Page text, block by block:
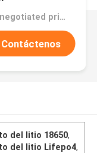
Precio：negotiated price
Contáctenos
del litio 18650,
del litio Lifepo4,